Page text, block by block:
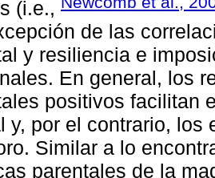
(i.e.,
de las
y resiliencia e
En general, los
positivos facilitan
y, por el contrario,
Similar a lo
parentales de la